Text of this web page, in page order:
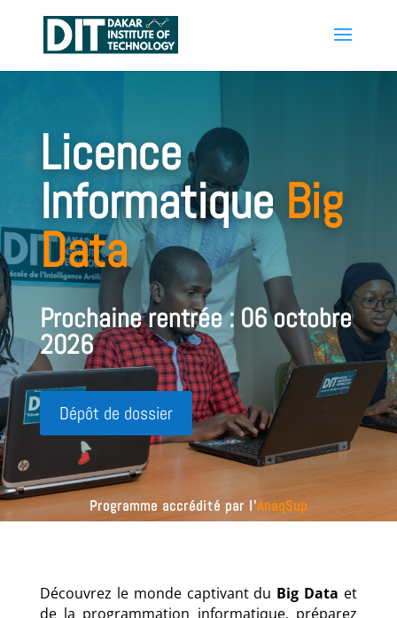
Licence
InformatiqueBig
Data
Prochaine rentrée : 06 octobre
2026
Dépôt de dossier
Programme accrédité par l’AnaqSup
Découvrez le monde captivant du Big Data et
de la programmation informatique, préparez